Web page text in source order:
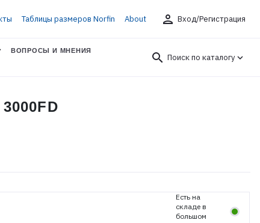
Таблицы размеров Norfin About person Вход/Регистрация
ВОПРОСЫ И МНЕНИЯ
search Поиск по каталогу
Есть на
складе в
большом